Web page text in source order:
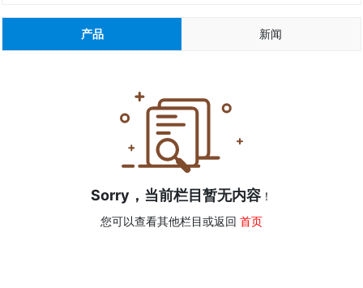
产品 新闻
Sorry，当前栏目暂无内容！
您可以查看其他栏目或返回 首页